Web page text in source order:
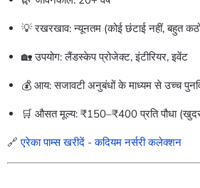
💡 रखरखाव: न्यूनतम (कोई छंटाई नहीं, बहुत
🏡 उपयोग: लैंडस्केप प्रोजेक्ट, इंटीरियर, इवेंट
💰 आय: सजावटी अनुबंधों के माध्यम से उच्च
🛒 औसत मूल्य: ₹150–₹400 प्रति पौधा
🔗 एरेका पाम्स खरीदें - कदियम नर्सरी कलेक्शन